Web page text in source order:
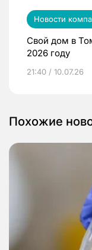
Новости
Свой дом в
2026 году
21:40 / 10.07.26
Похожие